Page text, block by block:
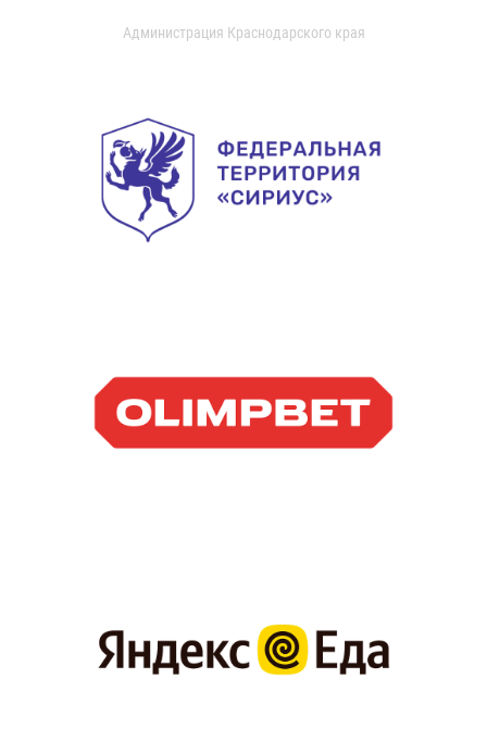
Администрация Краснодарского края